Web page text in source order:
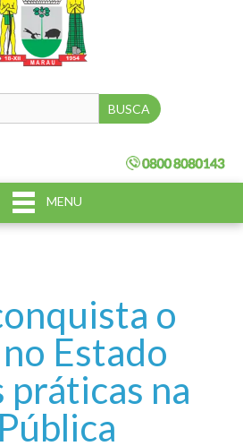
MENU
o
Estado
práticas na